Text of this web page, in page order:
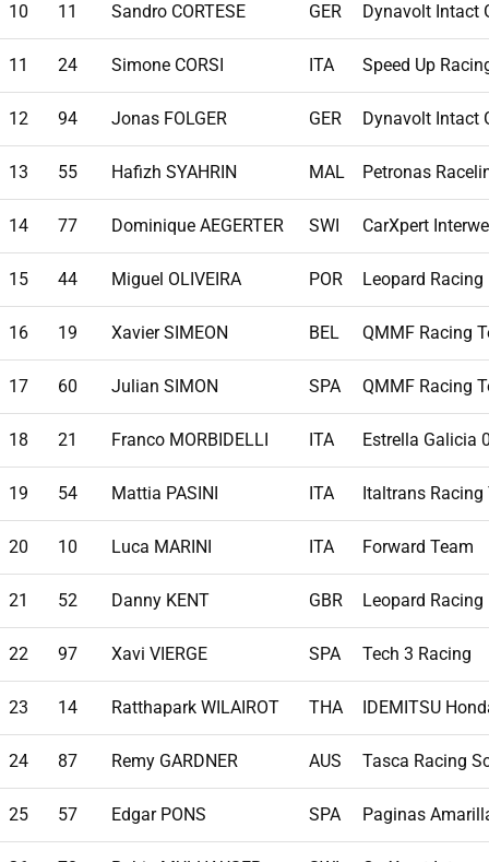
10 11 Sandro CORTESE GER Dynavolt Intact
11 24 Simone CORSI ITA Speed Up
12 94 Jonas FOLGER GER Dynavolt Intact
13 55 Hafizh SYAHRIN MAL Petronas
14 77 Dominique AEGERTER SWI CarXpert
15 44 Miguel OLIVEIRA POR Leopard Racing
16 19 Xavier SIMEON BEL QMMF Racing
17 60 Julian SIMON SPA QMMF Racing
18 21 Franco MORBIDELLI ITA Estrella Galicia
19 54 Mattia PASINI ITA Italtrans Racing
20 10 Luca MARINI ITA Forward Team
21 52 Danny KENT GBR Leopard Racing
22 97 Xavi VIERGE SPA Tech 3 Racing
23 14 Ratthapark WILAIROT THA IDEMITSU
24 87 Remy GARDNER AUS Tasca Racing
25 57 Edgar PONS SPA Paginas